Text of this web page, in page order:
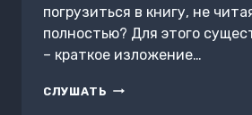
погрузиться в книгу, не
полностью? Для этого
– краткое изложение…
СЛУШАТЬ КРАТКОЕ